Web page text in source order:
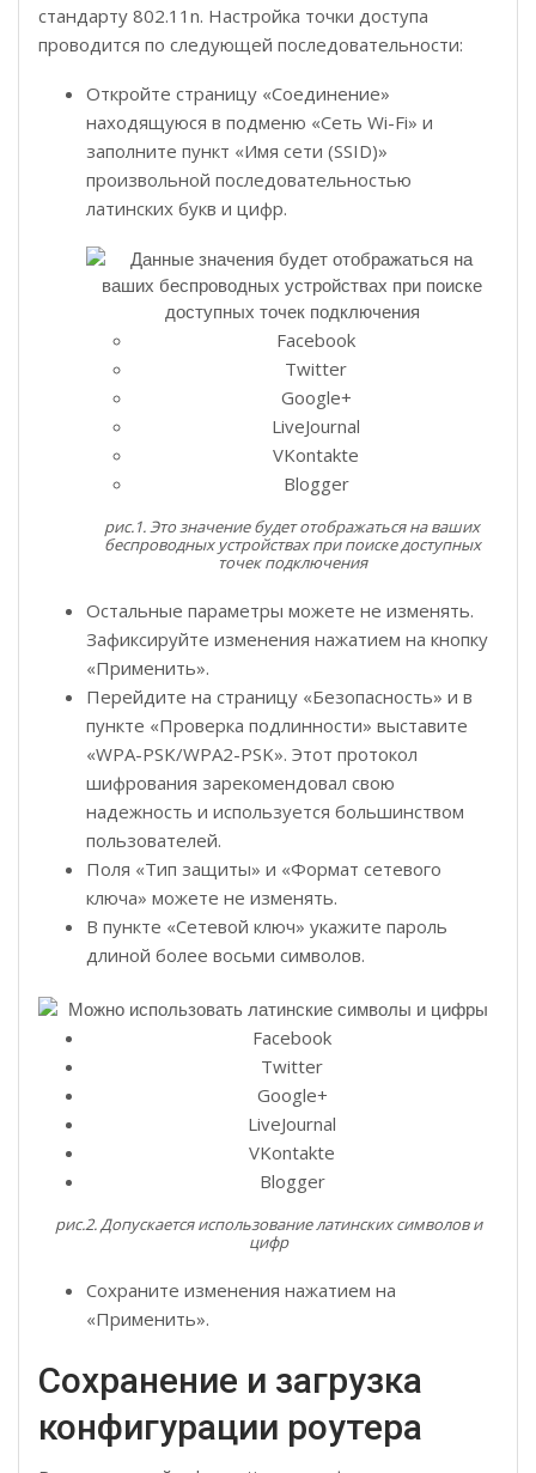
стандарту 802.11n. Настройка точки доступа
проводится по следующей последовательности:
Откройте страницу «Соединение»
находящуюся в подменю «Сеть Wi-Fi» и
заполните пункт «Имя сети (SSID)»
произвольной последовательностью
латинских букв и цифр.
Facebook
Twitter
Google+
LiveJournal
VKontakte
Blogger
рис.1. Это значение будет отображаться на ваших
беспроводных устройствах при поиске доступных
точек подключения
Остальные параметры можете не изменять.
Зафиксируйте изменения нажатием на кнопку
«Применить».
Перейдите на страницу «Безопасность» и в
пункте «Проверка подлинности» выставите
«WPA-PSK/WPA2-PSK». Этот протокол
шифрования зарекомендовал свою
надежность и используется большинством
пользователей.
Поля «Тип защиты» и «Формат сетевого
ключа» можете не изменять.
В пункте «Сетевой ключ» укажите пароль
длиной более восьми символов.
Facebook
Twitter
Google+
LiveJournal
VKontakte
Blogger
рис.2. Допускается использование латинских символов и
цифр
Сохраните изменения нажатием на
«Применить».
Сохранение и загрузка
конфигурации роутера